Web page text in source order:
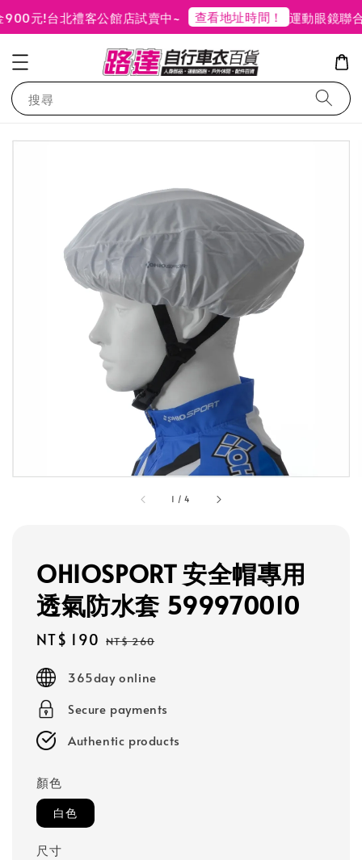
元!台北禮客公館店試賣中~ 查看地址時間！ 運動眼鏡聯合
搜尋
1 /4
OHIOSPORT 安全帽專用
透氣防水套 599970010
Sale
NT$ 190 Regular
NT$ 260
365day online
Secure payments
Authentic products
顏色
白色
尺寸